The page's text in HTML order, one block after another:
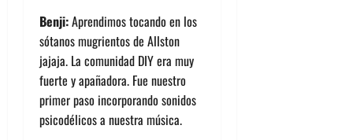
Benji:Aprendimos tocando en los
sótanos mugrientos de Allston
jajaja. La comunidad DIY era muy
fuerte y apañadora. Fue nuestro
primer paso incorporando sonidos
psicodélicos a nuestra música.